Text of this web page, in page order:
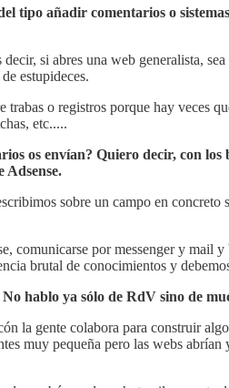
tipo añadir comentarios o
si abres una web generalista,
estupideces.
o registros porque hay veces
etc.....
os envían? Quiero decir, con
Adsense.
sobre un campo en
comunicarse por messenger y
brutal de conocimientos y
hablo ya sólo de RdV sino de
la gente colabora para construir
muy pequeña pero las webs